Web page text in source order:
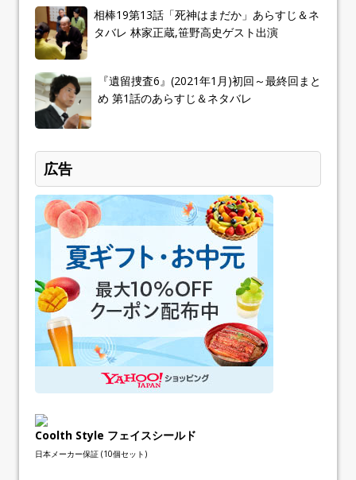
相棒19第13話「死神はまだか」あらすじ＆ネ
タバレ 林家正蔵,笹野高史ゲスト出演
『遺留捜査6』(2021年1月)初回～最終回まと
め 第1話のあらすじ＆ネタバレ
広告
Coolth Style フェイスシールド
日本メーカー保証 (10個セット)